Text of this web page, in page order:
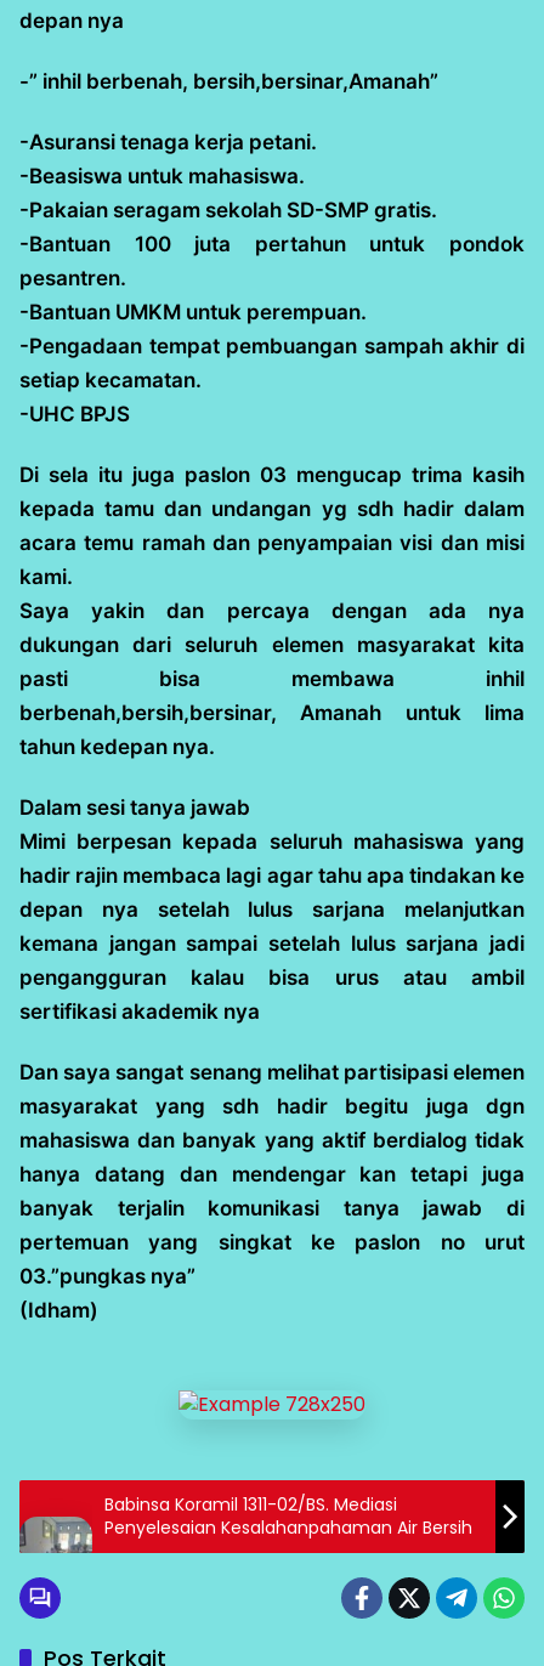
depan nya
-” inhil berbenah, bersih,bersinar,Amanah”
-Asuransi tenaga kerja petani.
-Beasiswa untuk mahasiswa.
-Pakaian seragam sekolah SD-SMP gratis.
-Bantuan 100 juta pertahun untuk pondok
pesantren.
-Bantuan UMKM untuk perempuan.
-Pengadaan tempat pembuangan sampah akhir di
setiap kecamatan.
-UHC BPJS
Di sela itu juga paslon 03 mengucap trima kasih
kepada tamu dan undangan yg sdh hadir dalam
acara temu ramah dan penyampaian visi dan misi
kami.
Saya yakin dan percaya dengan ada nya
dukungan dari seluruh elemen masyarakat kita
pasti bisa membawa inhil
berbenah,bersih,bersinar, Amanah untuk lima
tahun kedepan nya.
Dalam sesi tanya jawab
Mimi berpesan kepada seluruh mahasiswa yang
hadir rajin membaca lagi agar tahu apa tindakan ke
depan nya setelah lulus sarjana melanjutkan
kemana jangan sampai setelah lulus sarjana jadi
pengangguran kalau bisa urus atau ambil
sertifikasi akademik nya
Dan saya sangat senang melihat partisipasi elemen
masyarakat yang sdh hadir begitu juga dgn
mahasiswa dan banyak yang aktif berdialog tidak
hanya datang dan mendengar kan tetapi juga
banyak terjalin komunikasi tanya jawab di
pertemuan yang singkat ke paslon no urut
03.”pungkas nya”
(Idham)
Babinsa Koramil 1311-02/BS. Mediasi
Penyelesaian Kesalahanpahaman Air Bersih
Pos Terkait